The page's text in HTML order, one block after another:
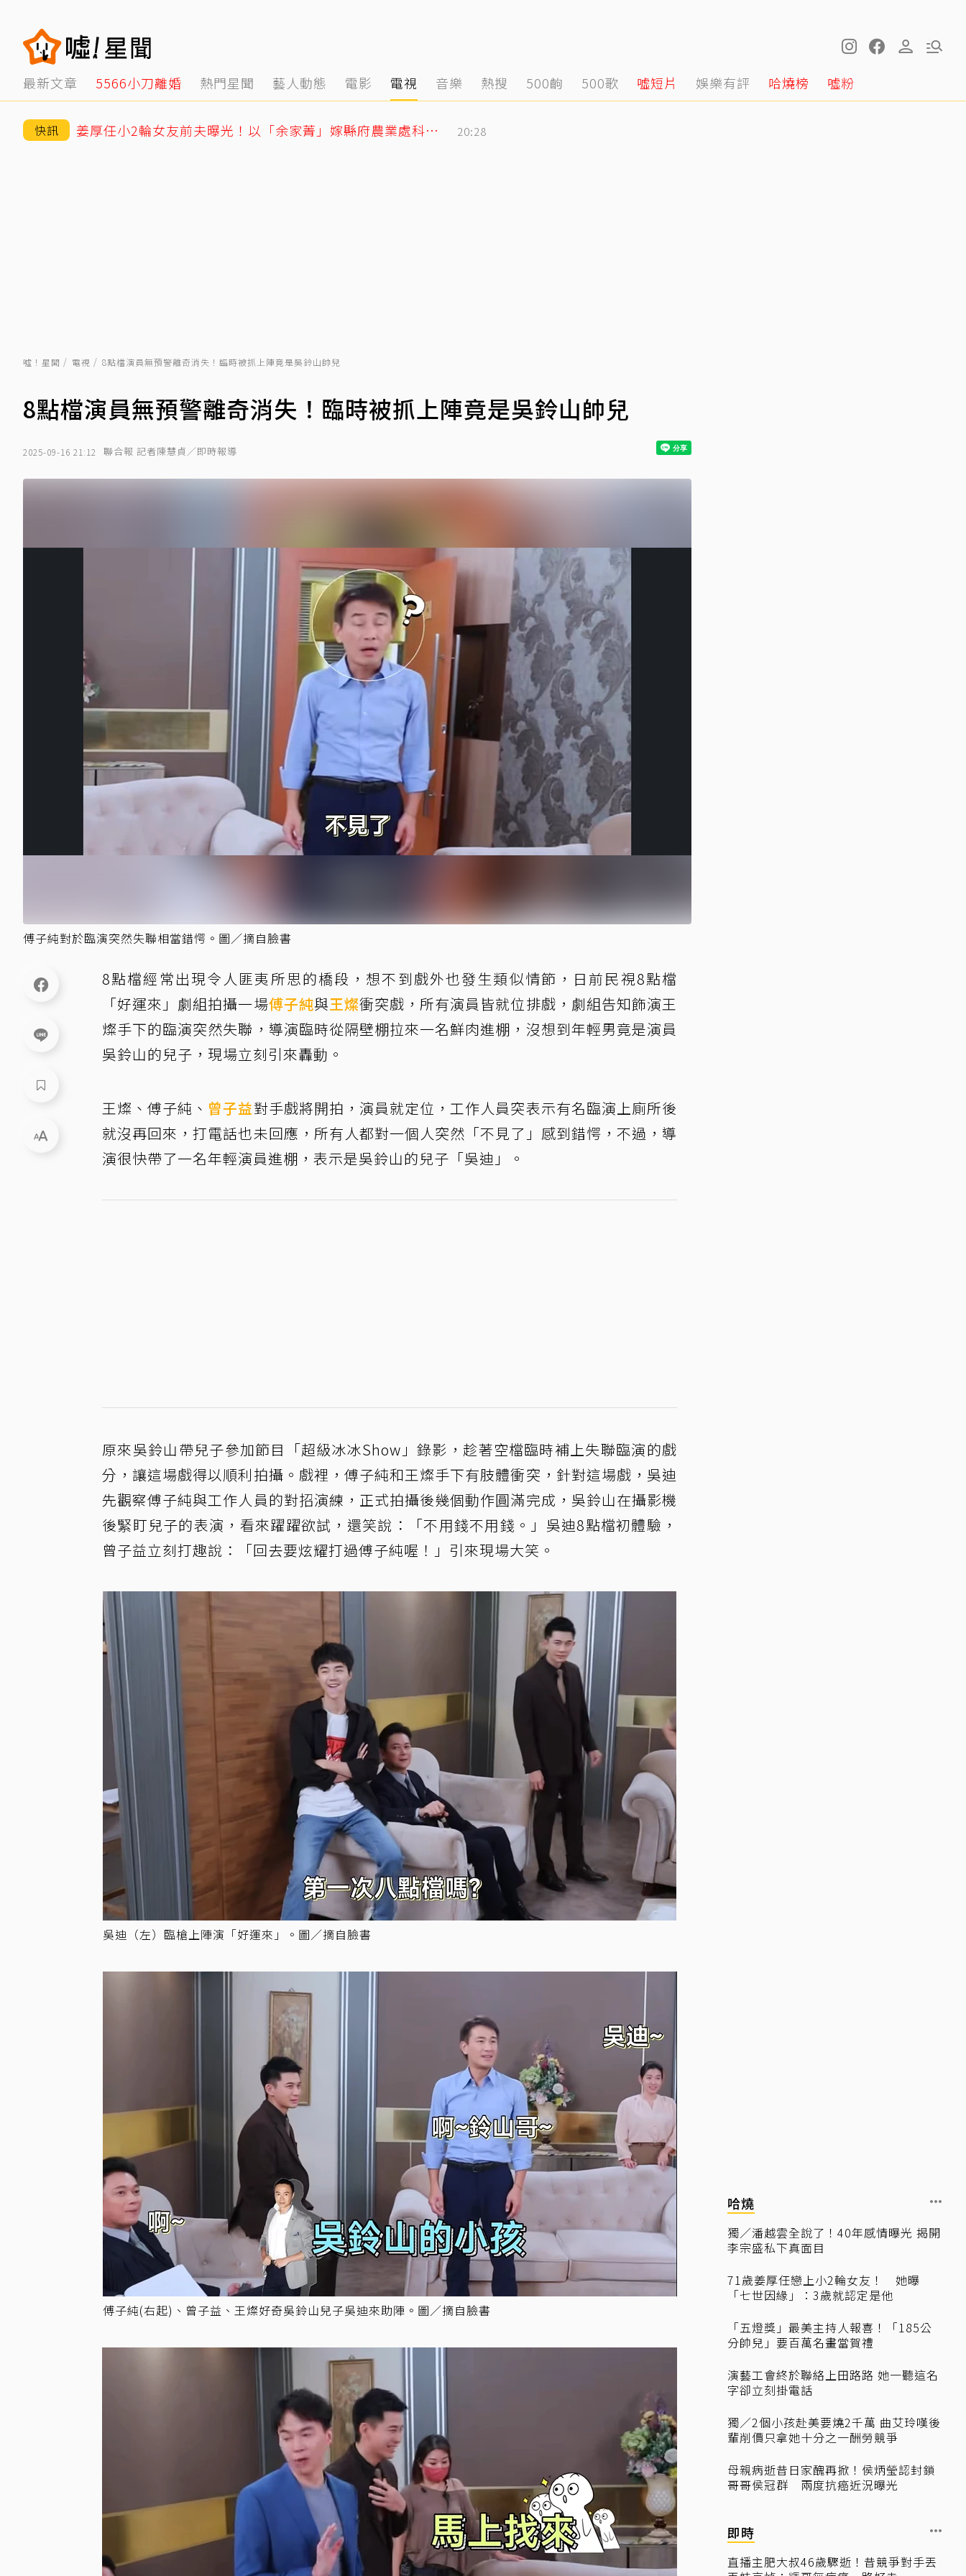
最新文章 5566小刀離婚 熱門星聞 藝人動態 電影 電視 音樂 熱搜 500齣 500歌 噓短片 娛樂有評 哈燒榜 噓粉
快訊 姜厚任小2輪女友前夫曝光！以「余家菁」嫁縣府農業處科長 交往3月閃婚 20:28
噓！星聞 電視 8點檔演員無預警離奇消失！臨時被抓上陣竟是吳鈴山帥兒
8點檔演員無預警離奇消失！臨時被抓上陣竟是吳鈴山帥兒
2025-09-16 21:12 聯合報 記者陳慧貞／即時報導
傅子純對於臨演突然失聯相當錯愕。圖／摘自臉書
8點檔經常出現令人匪夷所思的橋段，想不到戲外也發生類似情節，日前民視8點檔
「好運來」劇組拍攝一場傅子純與王燦衝突戲，所有演員皆就位排戲，劇組告知飾演王
燦手下的臨演突然失聯，導演臨時從隔壁棚拉來一名鮮肉進棚，沒想到年輕男竟是演員
吳鈴山的兒子，現場立刻引來轟動。
王燦、傅子純、 曾子益對手戲將開拍，演員就定位，工作人員突表示有名臨演上廁所後
就沒再回來，打電話也未回應，所有人都對一個人突然「不見了」感到錯愕，不過，導
演很快帶了一名年輕演員進棚，表示是吳鈴山的兒子「吳迪」。
原來吳鈴山帶兒子參加節目「超級冰冰Show」錄影，趁著空檔臨時補上失聯臨演的戲
分，讓這場戲得以順利拍攝。戲裡，傅子純和王燦手下有肢體衝突，針對這場戲，吳迪
先觀察傅子純與工作人員的對招演練，正式拍攝後幾個動作圓滿完成，吳鈴山在攝影機
後緊盯兒子的表演，看來躍躍欲試，還笑說：「不用錢不用錢。」吳迪8點檔初體驗，
曾子益立刻打趣說：「回去要炫耀打過傅子純喔！」引來現場大笑。
吳迪（左）臨槍上陣演「好運來」。圖／摘自臉書
傅子純(右起)、曾子益、王燦好奇吳鈴山兒子吳迪來助陣。圖／摘自臉書
哈燒
獨／潘越雲全說了！40年感情曝光 揭開
李宗盛私下真面目
71歲姜厚任戀上小2輪女友！ 她曝
「七世因緣」：3歲就認定是他
「五燈獎」最美主持人報喜！「185公
分帥兒」要百萬名畫當賀禮
演藝工會終於聯絡上田路路 她一聽這名
字卻立刻掛電話
獨／2個小孩赴美要燒2千萬 曲艾玲嘆後
輩削價只拿她十分之一酬勞競爭
母親病逝昔日家醜再掀！侯炳瑩認封鎖
哥哥侯冠群 兩度抗癌近況曝光
即時
直播主肥大叔46歲驟逝！昔競爭對手丟